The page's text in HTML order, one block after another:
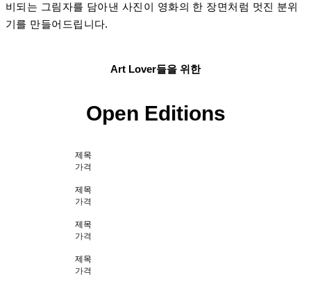
비되는 그림자를 담아낸 사진이 영화의 한 장면처럼 멋진 분위
기를 만들어드립니다.
Art Lover들을 위한
Open Editions
제목
가격
제목
가격
제목
가격
제목
가격